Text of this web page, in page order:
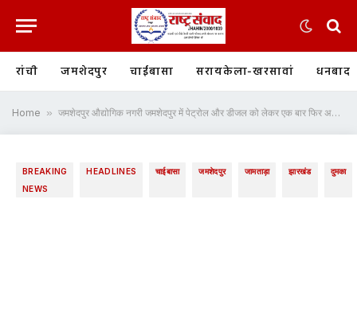
रांची जमशेदपुर चाईबासा सरायकेला-खरसावां धनबाद
Home » जमशेदपुर औद्योगिक नगरी जमशेदपुर में पेट्रोल और डीजल को लेकर एक बार फिर अफरा- तफरी का माहौल बन गया है
BREAKING
NEWS
HEADLINES चाईबासा जमशेदपुर जामताड़ा झारखंड दुमका